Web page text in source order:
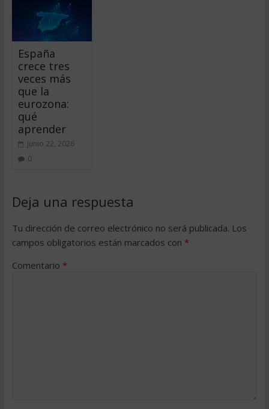
España
crece tres
veces más
que la
eurozona:
qué
aprender
junio 22, 2026
0
Deja una respuesta
Tu dirección de correo electrónico no será publicada. Los
campos obligatorios están marcados con *
Comentario *